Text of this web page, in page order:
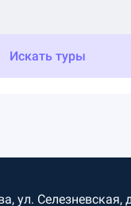
Искать туры
ул. Селезневская,